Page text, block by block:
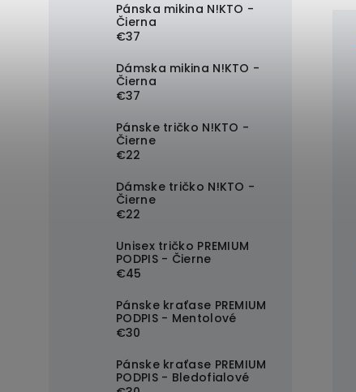
Pánska mikina N!KTO -
Čierna
€37
Dámska mikina N!KTO -
Čierna
€37
Pánske tričko N!KTO -
Čierne
€22
Dámske tričko N!KTO -
Čierne
€22
Unisex tričko PREMIUM
PODPIS - Čierne
€45
Pánske kraťase PREMIUM
PODPIS - Mentolové
€30
Pánske kraťase PREMIUM
PODPIS - Bledofialové